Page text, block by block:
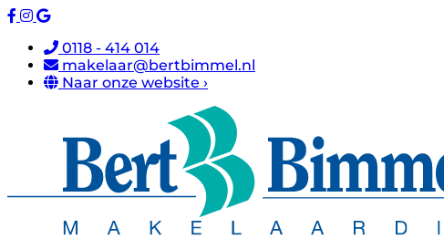
0118 - 414 014
makelaar@bertbimmel.nl
Naar onze website ›